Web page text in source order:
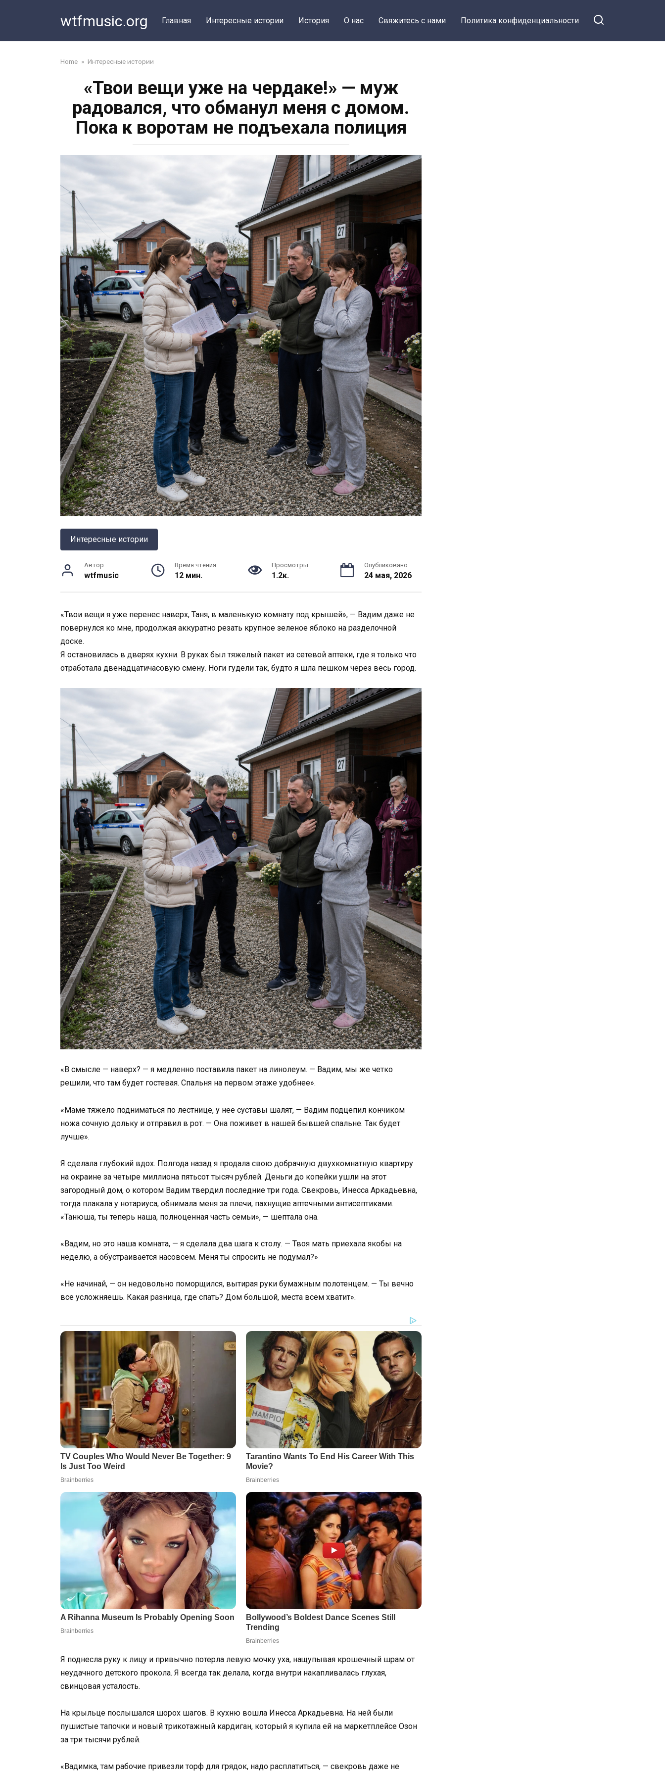
wtfmusic.org Главная Интересные истории История О нас Свяжитесь с нами Политика конфиденциальности
Home » Интересные истории
«Твои вещи уже на чердаке!» — муж
радовался, что обманул меня с домом.
Пока к воротам не подъехала полиция
Интересные истории
Автор
wtfmusic
Время чтения
12 мин.
Просмотры
1.2к.
Опубликовано
24 мая, 2026
«Твои вещи я уже перенес наверх, Таня, в маленькую комнату под крышей», — Вадим даже не
повернулся ко мне, продолжая аккуратно резать крупное зеленое яблоко на разделочной
доске.
Я остановилась в дверях кухни. В руках был тяжелый пакет из сетевой аптеки, где я только что
отработала двенадцатичасовую смену. Ноги гудели так, будто я шла пешком через весь город.
«В смысле — наверх? — я медленно поставила пакет на линолеум. — Вадим, мы же четко
решили, что там будет гостевая. Спальня на первом этаже удобнее».
«Маме тяжело подниматься по лестнице, у нее суставы шалят, — Вадим подцепил кончиком
ножа сочную дольку и отправил в рот. — Она поживет в нашей бывшей спальне. Так будет
лучше».
Я сделала глубокий вдох. Полгода назад я продала свою добрачную двухкомнатную квартиру
на окраине за четыре миллиона пятьсот тысяч рублей. Деньги до копейки ушли на этот
загородный дом, о котором Вадим твердил последние три года. Свекровь, Инесса Аркадьевна,
тогда плакала у нотариуса, обнимала меня за плечи, пахнущие аптечными антисептиками.
«Танюша, ты теперь наша, полноценная часть семьи», — шептала она.
«Вадим, но это наша комната, — я сделала два шага к столу. — Твоя мать приехала якобы на
неделю, а обустраивается насовсем. Меня ты спросить не подумал?»
«Не начинай, — он недовольно поморщился, вытирая руки бумажным полотенцем. — Ты вечно
все усложняешь. Какая разница, где спать? Дом большой, места всем хватит».
Я поднесла руку к лицу и привычно потерла левую мочку уха, нащупывая крошечный шрам от
неудачного детского прокола. Я всегда так делала, когда внутри накапливалась глухая,
свинцовая усталость.
На крыльце послышался шорох шагов. В кухню вошла Инесса Аркадьевна. На ней были
пушистые тапочки и новый трикотажный кардиган, который я купила ей на маркетплейсе Озон
за три тысячи рублей.
«Вадимка, там рабочие привезли торф для грядок, надо расплатиться, — свекровь даже не